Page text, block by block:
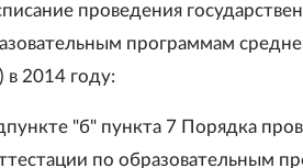
проведения
программам
в 2014 году:
"б" пункта 7 Порядка
по образовательным